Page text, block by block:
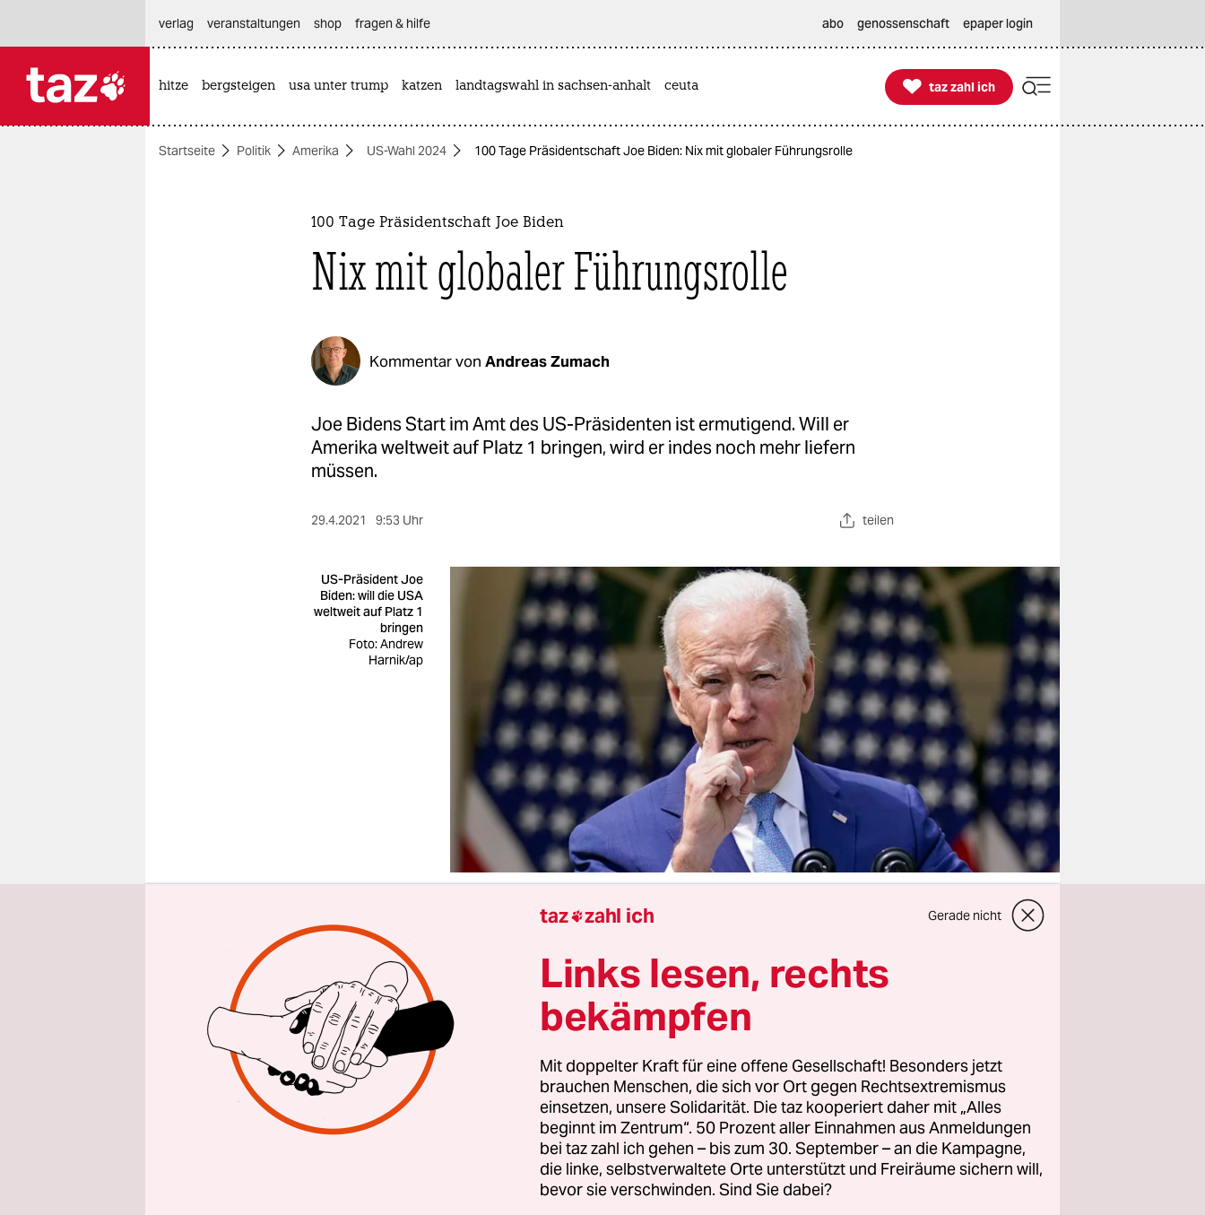
themen
verlag
veranstaltungen shop fragen & hilfe abo genossenschaft epaper login
hitze bergsteigen usa unter trump katzen landtagswahl in sachsen-anhalt ceuta 
taz zahl ich
taz zahl ich
Startseite Politik Amerika US-Wahl 2024 100 Tage Präsidentschaft Joe Biden: Nix mit globaler Führungsrolle
100 Tage Präsidentschaft Joe Biden
Nix mit globaler Führungsrolle
Kommentar von Andreas Zumach
Joe Bidens Start im Amt des US-Präsidenten ist ermutigend. Will er
Amerika weltweit auf Platz 1 bringen, wird er indes noch mehr liefern
müssen.
29.4.2021 9:53 Uhr teilen
US-Präsident Joe
Biden: will die USA
weltweit auf Platz 1
bringen
Foto: Andrew
Harnik/ap
D erKurswechsel nach der dunklen Trump-Epoche, den US-
Präsident Joe Biden
schon im Wahlkampf angekündigt hatte,
ging vielen Linken innerhalb und außerhalb der
Demokratischen Partei mit gutem Grund nicht weit genug. Doch die
ambitionierten innenpolitischen Reformmaßnahmen, die Biden und
sein Team in ihren
ersten 100 Tagen im Amtkonkretisiert und zum
Teil bereits eingeleitet haben, sind ein großer Fortschritt.
Sie werden sich zum Wohl aller Menschen in den USA auswirken,
gerade auch jener, die sich noch immer nicht von Trumps
taz zahl ich Gerade nicht
Links lesen, rechts
bekämpfen
Mit doppelter Kraft für eine offene Gesellschaft! Besonders jetzt
brauchen Menschen, die sich vor Ort gegen Rechtsextremismus
einsetzen, unsere Solidarität. Die taz kooperiert daher mit „Alles
beginnt im Zentrum“. 50 Prozent aller Einnahmen aus Anmeldungen
bei taz zahl ich gehen – bis zum 30. September – an die Kampagne,
die linke, selbstverwaltete Orte unterstützt und Freiräume sichern will,
bevor sie verschwinden. Sind Sie dabei?